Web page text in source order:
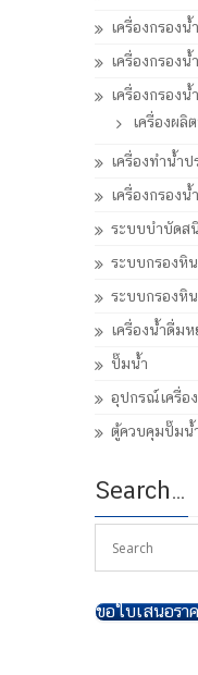
เครื่องกรอง
เครื่องกรองน้
เครื่องกรองน้
เครื่องผลิ
เครื่องทำน้ำ
เครื่องกรอง
ระบบบำบัดส
ระบบกรองหิ
ระบบกรองหิ
เครื่องน้ำดื่ม
ปั๊มน้ำ
อุปกรณ์เครื่อ
ตู้ควบคุมปั๊มน้
Search…
ขอใบเสนอรา